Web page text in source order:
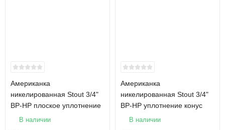
Американка
никелированная Stout 3/4"
ВР-НР плоское уплотнение
В наличии
Американка
никелированная Stout 3/4"
ВР-НР уплотнение конус
В наличии